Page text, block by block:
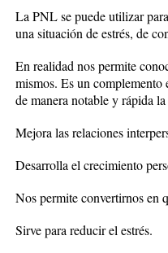
La PNL se puede utilizar
una situación de estrés, de
En realidad nos permite
mismos. Es un
de manera notable y rápida
Mejora las relaciones
Desarrolla el crecimiento
Nos permite convertirnos en
Sirve para reducir el estrés.